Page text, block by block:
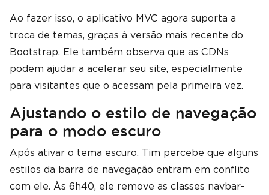
Ao fazer isso, o aplicativo MVC agora suporta a
troca de temas, graças à versão mais recente do
Bootstrap. Ele também observa que as CDNs
podem ajudar a acelerar seu site, especialmente
para visitantes que o acessam pela primeira vez.
Ajustando o estilo de navegação
para o modo escuro
Após ativar o tema escuro, Tim percebe que alguns
estilos da barra de navegação entram em conflito
com ele. Às 6h40, ele remove as classes navbar-